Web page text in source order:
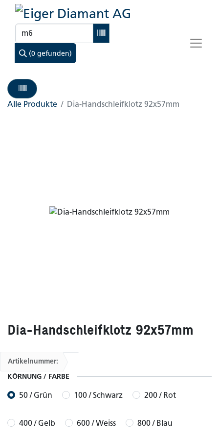
(0 gefunden)
Alle Produkte Dia-Handschleifklotz 92x57mm
Dia-Handschleifklotz 92x57mm
Artikelnummer:
KÖRNUNG / FARBE
50 / Grün 100 / Schwarz 200 / Rot
400 / Gelb 600 / Weiss 800 / Blau